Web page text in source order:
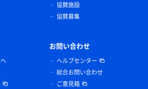
協賛施設
協賛募集
お問い合わせ
ヘルプセンター
総合お問い合わせ
ご意見箱